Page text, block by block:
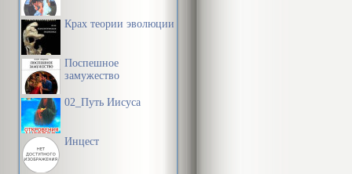
Крах теории эволюции
Поспешное
замужество
02_Путь Иисуса
Инцест